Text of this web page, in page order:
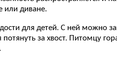
или диване.
для детей. С ней можно
за хвост. Питомцу